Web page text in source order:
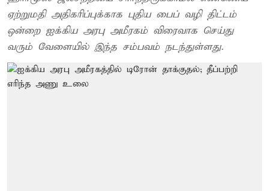
ஏற்றுமதி அதிகரிப்புக்காக புதிய பைப் வழி திட்டம்
ஒன்றை ஐக்கிய அரபு அமீரகம் விரைவாக செய்து
வரும் வேளையில் இந்த சம்பவம் நடந்துள்ளது.